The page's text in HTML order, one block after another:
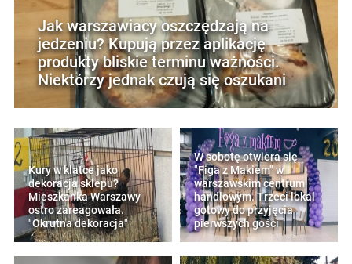
Jak warszawiacy oszczędzają na
jedzeniu? Kupują przez aplikację
produkty bliskie terminu ważności.
Niektórzy jednak czują się oszukani
Kury w klatce jako
dekoracja sklepu?
Mieszkanka Warszawy
ostro zareagowała.
"Okrutna dekoracja"
W sobotę otwiera się
"Figa z Makiem" w
warszawskim centrum
handlowym. Trzeci lokal
gotowy do przyjęcia
pierwszych gości